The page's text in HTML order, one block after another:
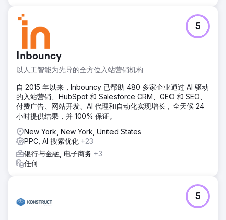
Inbouncy
以人工智能为先导的全方位入站营销机构
5
自 2015 年以来，Inbouncy 已帮助 480 多家企业通过 AI 驱动
的入站营销、HubSpot 和 Salesforce CRM、GEO 和 SEO、
付费广告、网站开发、AI 代理和自动化实现增长，全天候 24
小时提供结果，并 100% 保证。
New York, New York, United States
PPC, AI 搜索优化 +23
银行与金融, 电子商务 +3
任何
5